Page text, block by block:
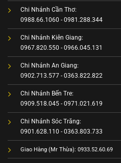
Chi Nhánh Cần Thơ:
0988.66.1060 - 0981.288.344
Chi Nhánh Kiên Giang:
0967.820.550 - 0966.045.131
Chi Nhánh An Giang:
0902.713.577 - 0363.822.822
Chi Nhánh Bến Tre:
0909.518.045 - 0971.021.619
Chi Nhánh Sóc Trăng:
0901.628.110 - 0363.803.733
Giao Hàng (Mr Thừa): 0933.52.60.69